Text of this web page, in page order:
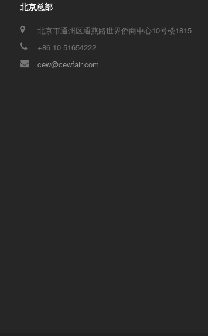
北京总部
北京市通州区通燕路世界侨商中心10号楼1815
+86 10 51654222
cew@cewfair.com